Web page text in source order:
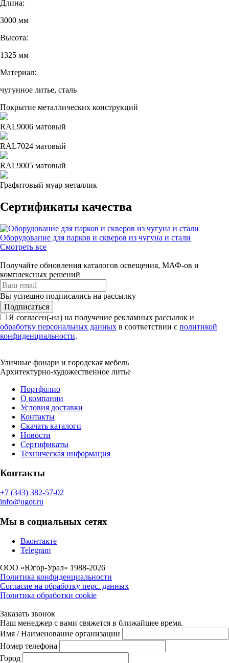
Длина:
3000 мм
Высота:
1325 мм
Материал:
чугунное литье, сталь
Покрытие металлических конструкций
RAL9006 матовый
RAL7024 матовый
RAL9005 матовый
Графитовый муар металлик
Сертификаты качества
Оборудование для парков и скверов из чугуна и стали
Смотреть все
Получайте обновления каталогов освещения, МАФ-ов и
комплексных решений
Вы успешно подписались на рассылку
Подписаться
Я согласен(-на) на получение рекламных рассылок и
обработку персональных данных в соответствии с политикой
конфиденциальности.
Уличные фонари и городская мебель
Архитектурно-художественное литье
Портфолио
О компании
Условия доставки
Контакты
Скачать каталоги
Новости
Сертификаты
Техническая информация
Контакты
+7 (343) 382-57-02
info@ugor.ru
Мы в социальных сетях
Вконтакте
Telegram
ООО «Югор-Урал» 1988-2026
Политика конфиденциальности
Согласие на обработку перс. данных
Политика обработки cookie
Заказать звонок
Наш менеджер с вами свяжется в ближайшее время.
Имя / Наименование организации
Номер телефона
Город